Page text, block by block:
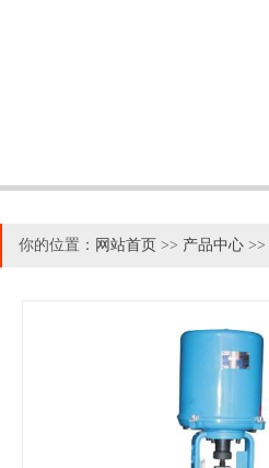
你的位置： 网站首页 >> 产品中心 >>